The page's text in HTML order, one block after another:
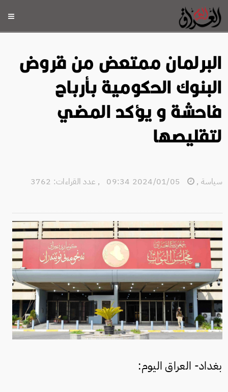
البرلمان ممتعض من قروض
البنوك الحكومية بأرباح
فاحشة و يؤكد المضي
لتقليصها
سياسة ,
, عدد القراءات: 3762
بغداد- العراق اليوم: